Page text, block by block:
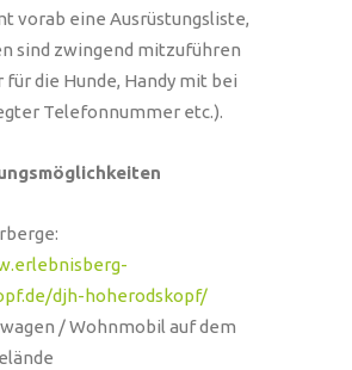
vorab eine Ausrüstungsliste,
sind zwingend mitzuführen
für die Hunde, Handy mit bei
Telefonnummer etc.).
djh-hoherodskopf/
/ Wohnmobil auf dem